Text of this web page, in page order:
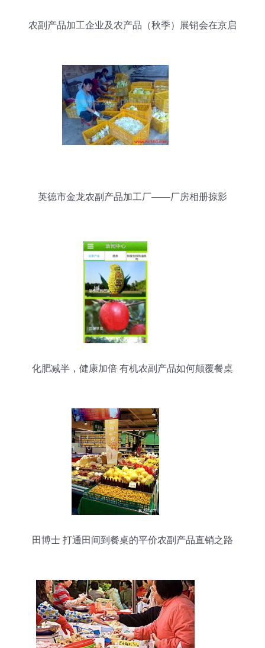
农副产品加工企业及农产品（秋季）展销会在京启
英德市金龙农副产品加工厂——厂房相册掠影
化肥减半，健康加倍 有机农副产品如何颠覆餐桌
田博士 打通田间到餐桌的平价农副产品直销之路